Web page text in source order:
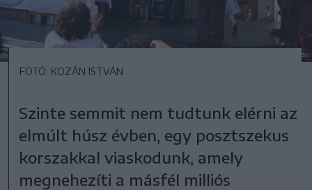
FOTÓ: KOZÁN ISTVÁN
Szinte semmit nem tudtunk elérni az
elmúlt húsz évben, egy posztszekus
korszakkal viaskodunk, amely
megnehezíti a másfél milliós